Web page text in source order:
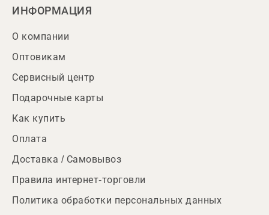
ИНФОРМАЦИЯ
О компании
Оптовикам
Сервисный центр
Подарочные карты
Как купить
Оплата
Доставка / Самовывоз
Правила интернет-торговли
Политика обработки персональных данных